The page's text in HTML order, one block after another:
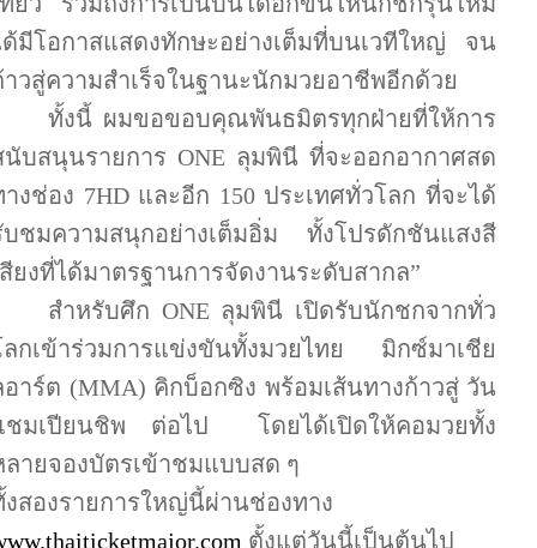
ด้มีโอกาสแสดงทักษะอย่างเต็มที่บนเวทีใหญ่ จน
าวสู่ความสำเร็จในฐานะนักมวยอาชีพอีกด้วย
ทั้งนี้ ผมขอขอบคุณพันธมิตรทุกฝ่ายที่ให้การ
นับสนุนรายการ ONE ลุมพินี ที่จะออกอากาศสด
งช่อง 7HD และอีก 150ประเทศทั่วโลก ที่จะได้
บชมความสนุกอย่างเต็มอิ่ม ทั้งโปรดักชันแสงสี
ยงที่ได้มาตรฐานการจัดงานระดับสากล”
สำหรับศึก ONEลุมพินี เปิดรับนักชกจากทั่ว
ลกเข้าร่วมการแข่งขันทั้งมวยไทย มิกซ์มาเชีย
อาร์ต (MMA) คิกบ็อกซิง พร้อมเส้นทางก้าวสู่ วัน
ชมเปียนชิพ ต่อไป โดยได้เปิดให้คอมวยทั้ง
ลายจองบัตรเข้าชมแบบสด ๆ
งสองรายการใหญ่นี้ผ่านช่องทาง
ตั้งแต่วันนี้เป็นต้นไป